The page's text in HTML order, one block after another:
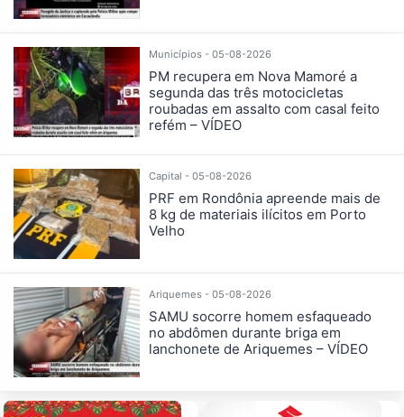
Municípios - 05-08-2026
PM recupera em Nova Mamoré a
segunda das três motocicletas
roubadas em assalto com casal feito
refém – VÍDEO
Capital - 05-08-2026
PRF em Rondônia apreende mais de
8 kg de materiais ilícitos em Porto
Velho
Ariquemes - 05-08-2026
SAMU socorre homem esfaqueado
no abdômen durante briga em
lanchonete de Ariquemes – VÍDEO